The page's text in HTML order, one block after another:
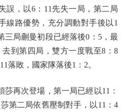
誤，以6：11先失一局，第二局
線路優勢，充分調動對手後以1
三局蒯曼初段已經落後0：5，最
到第四局，雙方一度戰至8：8
落敗，國家隊落後1：2。
再次登場，第一局已經以11：
第二局依舊壓制對手，以11：4